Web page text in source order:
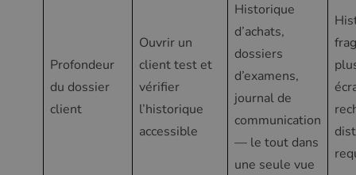
Profondeur
du dossier
client
Ouvrir un
client test et
vérifier
l’historique
accessible
Historique
d’achats,
dossiers
d’examens,
journal de
communication
— le tout dans
une seule vue